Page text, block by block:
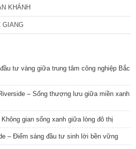
KHÁNH
GIANG
tư vàng giữa trung tâm công nghiệp Bắc
– Sống thượng lưu giữa miền xanh
gian sống xanh giữa lòng đô thị
– Điểm sáng đầu tư sinh lời bền vững